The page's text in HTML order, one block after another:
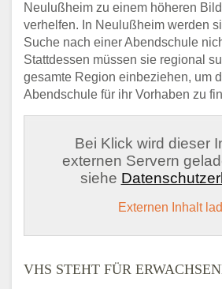
Neulußheim zu einem höheren
verhelfen. In Neulußheim werden
Suche nach einer Abendschule
Stattdessen müssen sie regional
gesamte Region einbeziehen, um
Abendschule für ihr Vorhaben zu
Bei Klick wird dieser
externen Servern
siehe
Externen Inhalt
VHS STEHT FÜR